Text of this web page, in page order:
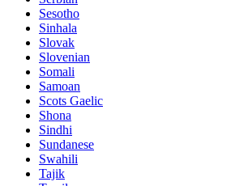
Sesotho
Sinhala
Slovak
Slovenian
Somali
Samoan
Scots Gaelic
Shona
Sindhi
Sundanese
Swahili
Tajik